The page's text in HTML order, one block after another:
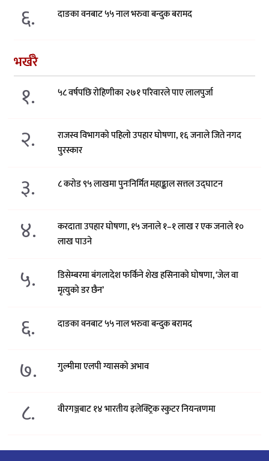
६. दाङका वनबाट ५५ नाल भरुवा बन्दुक बरामद
भर्खरै
१. ५८ वर्षपछि रोहिणीका २७१ परिवारले पाए लालपुर्जा
२.
राजस्व विभागको पहिलो उपहार घोषणा, १६ जनाले जिते नगद
पुरस्कार
३. ८ करोड ९५ लाखमा पुनःनिर्मित महाङ्काल सत्तल उद्घाटन
४.
करदाता उपहार घोषणा, १५ जनाले १–१ लाख र एक जनाले १०
लाख पाउने
५.
डिसेम्बरमा बंगलादेश फर्किने शेख हसिनाको घोषणा, ‘जेल वा
मृत्युको डर छैन’
६. दाङका वनबाट ५५ नाल भरुवा बन्दुक बरामद
७. गुल्मीमा एलपी ग्यासको अभाव
८. वीरगञ्जबाट १४ भारतीय इलेक्ट्रिक स्कुटर नियन्त्रणमा